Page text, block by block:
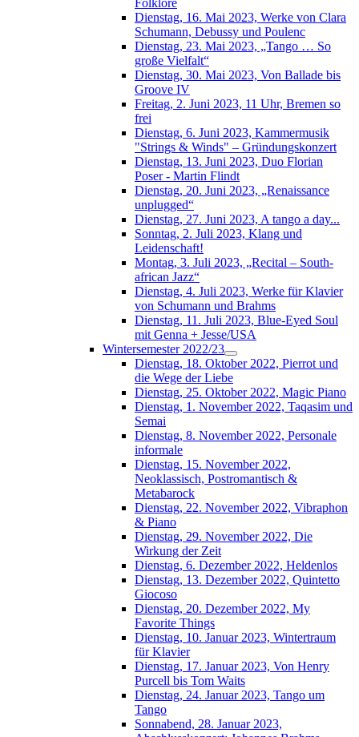
Dienstag, 16. Mai 2023, Werke von Clara
Schumann, Debussy und Poulenc
Dienstag, 23. Mai 2023, „Tango … So
große Vielfalt“
Dienstag, 30. Mai 2023, Von Ballade bis
Groove IV
Freitag, 2. Juni 2023, 11 Uhr, Bremen so
frei
Dienstag, 6. Juni 2023, Kammermusik
"Strings & Winds" – Gründungskonzert
Dienstag, 13. Juni 2023, Duo Florian
Poser - Martin Flindt
Dienstag, 20. Juni 2023, „Renaissance
unplugged“
Dienstag, 27. Juni 2023, A tango a day...
Sonntag, 2. Juli 2023, Klang und
Leidenschaft!
Montag, 3. Juli 2023, „Recital – South-
african Jazz“
Dienstag, 4. Juli 2023, Werke für Klavier
von Schumann und Brahms
Dienstag, 11. Juli 2023, Blue-Eyed Soul
mit Genna + Jesse/USA
Wintersemester 2022/23
Dienstag, 18. Oktober 2022, Pierrot und
die Wege der Liebe
Dienstag, 25. Oktober 2022, Magic Piano
Dienstag, 1. November 2022, Taqasim und
Semai
Dienstag, 8. November 2022, Personale
informale
Dienstag, 15. November 2022,
Neoklassisch, Postromantisch &
Metabarock
Dienstag, 22. November 2022, Vibraphon
& Piano
Dienstag, 29. November 2022, Die
Wirkung der Zeit
Dienstag, 6. Dezember 2022, Heldenlos
Dienstag, 13. Dezember 2022, Quintetto
Giocoso
Dienstag, 20. Dezember 2022, My
Favorite Things
Dienstag, 10. Januar 2023, Wintertraum
für Klavier
Dienstag, 17. Januar 2023, Von Henry
Purcell bis Tom Waits
Dienstag, 24. Januar 2023, Tango um
Tango
Sonnabend, 28. Januar 2023,